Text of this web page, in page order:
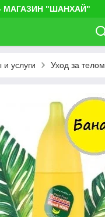
МАГАЗИН "ШАНХАЙ"
услуги Уход за телом